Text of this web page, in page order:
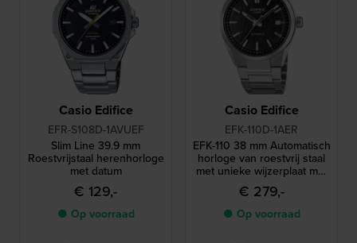
Casio Edifice
EFR-S108D-1AVUEF
Slim Line 39.9 mm
Roestvrijstaal herenhorloge
met datum
€ 129,-
● Op voorraad
Casio Edifice
EFK-110D-1AER
EFK-110 38 mm Automatisch
horloge van roestvrij staal
met unieke wijzerplaat met
structuur
€ 279,-
● Op voorraad